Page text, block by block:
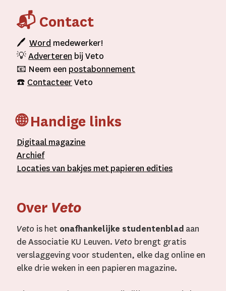
📬 Contact
🖊Word medewerker!
💡Adverteren bij Veto
📧 Neem een postabonnement
☎️ Contacteer Veto
🌐 Handige links
Digitaal magazine
Archief
Locaties van bakjes metpapieren edities
Over Veto
Veto is het onafhankelijke studentenblad aan
de Associatie KU Leuven. Veto brengt gratis
verslaggeving voor studenten, elke dag online en
elke drie weken in een papieren magazine.